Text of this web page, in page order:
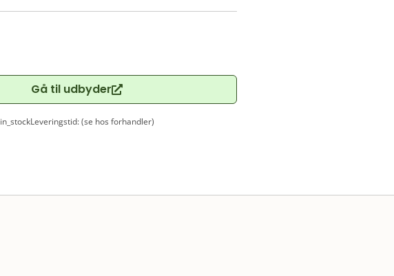
Gå til udbyder
in_stockLeveringstid: (se hos forhandler)